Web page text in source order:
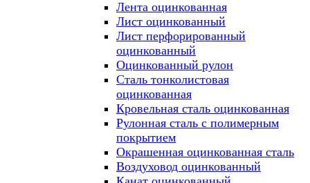
Лента оцинкованная
Лист оцинкованный
Лист перфорированный
оцинкованный
Оцинкованный рулон
Сталь тонколистовая
оцинкованная
Кровельная сталь оцинкованная
Рулонная сталь с полимерным
покрытием
Окрашенная оцинкованная сталь
Воздуховод оцинкованный